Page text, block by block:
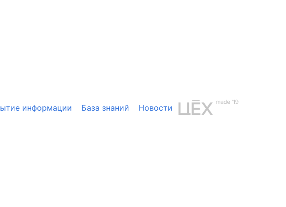
информации База знаний Новости